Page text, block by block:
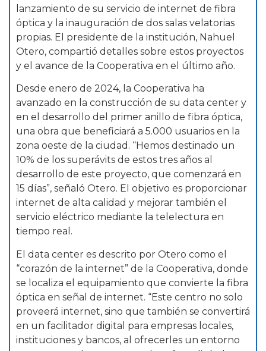
lanzamiento de su servicio de internet de fibra
óptica y la inauguración de dos salas velatorias
propias. El presidente de la institución, Nahuel
Otero, compartió detalles sobre estos proyectos
y el avance de la Cooperativa en el último año.
Desde enero de 2024, la Cooperativa ha
avanzado en la construcción de su data center y
en el desarrollo del primer anillo de fibra óptica,
una obra que beneficiará a 5.000 usuarios en la
zona oeste de la ciudad. “Hemos destinado un
10% de los superávits de estos tres años al
desarrollo de este proyecto, que comenzará en
15 días”, señaló Otero. El objetivo es proporcionar
internet de alta calidad y mejorar también el
servicio eléctrico mediante la telelectura en
tiempo real.
El data center es descrito por Otero como el
“corazón de la internet” de la Cooperativa, donde
se localiza el equipamiento que convierte la fibra
óptica en señal de internet. “Este centro no solo
proveerá internet, sino que también se convertirá
en un facilitador digital para empresas locales,
instituciones y bancos, al ofrecerles un entorno